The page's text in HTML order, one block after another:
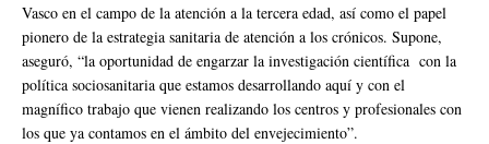
Vasco en el campo de la atención a la tercera edad, así como el papel
pionero de la estrategia sanitaria de atención a los crónicos. Supone,
aseguró, “la oportunidad de engarzar la investigación científica con la
política sociosanitaria que estamos desarrollando aquí y con el
magnífico trabajo que vienen realizando los centros y profesionales con
los que ya contamos en el ámbito del envejecimiento”.